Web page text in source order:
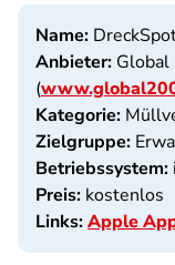
Name:
Anbieter:
(
Kategorie:
Zielgruppe:
Betriebssystem:
Preis: kostenlos
Links:Apple